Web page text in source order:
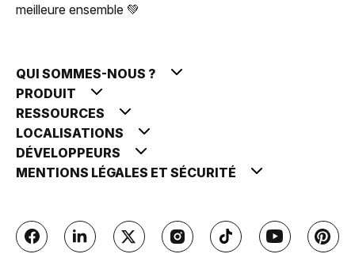
meilleure ensemble 💚
QUI SOMMES-NOUS ?
PRODUIT
RESSOURCES
LOCALISATIONS
DÉVELOPPEURS
MENTIONS LÉGALES ET SÉCURITÉ